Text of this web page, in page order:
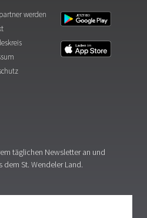
werden
täglichen Newsletter an und
dem St. Wendeler Land.